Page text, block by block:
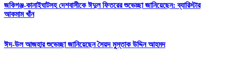
জকিগঞ্জ-কানাইঘাটসহ দেশবাসীকে ঈদুল ফিতরের শুভেচ্ছা জানিয়েছেন: ব্যারিস্টার
আকমাম খাঁন
ঈদ-উল আজহার শুভেচ্ছা জানিয়েছেন সৈয়দ মুস্তাক উদ্দিন আহমদ